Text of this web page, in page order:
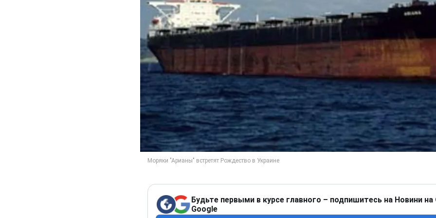
Будьте первыми в курсе главного – подпишитесь на Новини на
Google